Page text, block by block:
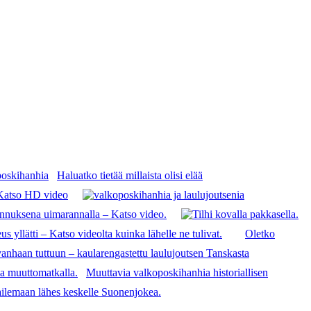
Haluatko tietää millaista olisi elää
HD video
uimarannalla – Katso video.
yllätti – Katso videolta kuinka lähelle ne tulivat.
Oletko
tuttuun – kaularengastettu laulujoutsen Tanskasta
Muuttavia valkoposkihanhia historiallisen
lähes keskelle Suonenjokea.